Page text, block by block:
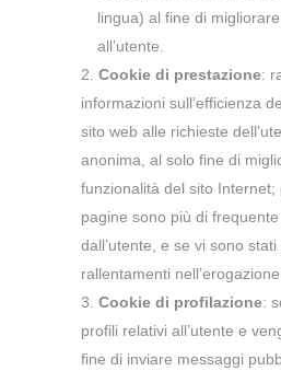
lingua) al fine di
all’utente.
Cookie di prestazione:
informazioni sull’efficienza
sito web alle richieste
anonima, al solo fine di
funzionalità del sito Internet;
pagine sono più di
dall’utente, e se vi sono
rallentamenti
Cookie di profilazione:
profili relativi all’utente e
fine di inviare messaggi